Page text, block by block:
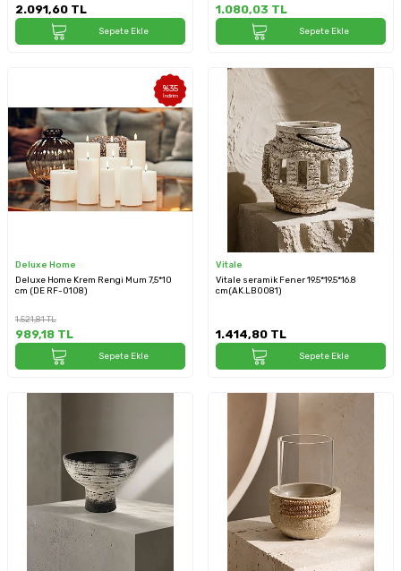
2.091,60 TL
Sepete Ekle
1.080,03 TL
Sepete Ekle
%35
İndirim
Deluxe Home
Deluxe Home Krem Rengi Mum 7,5*10
cm (DE RF-0108)
1.521,81TL
989,18 TL
Sepete Ekle
Vitale
Vitale seramik Fener 19.5*19.5*16.8
cm(AK.LB0081)
1.414,80 TL
Sepete Ekle